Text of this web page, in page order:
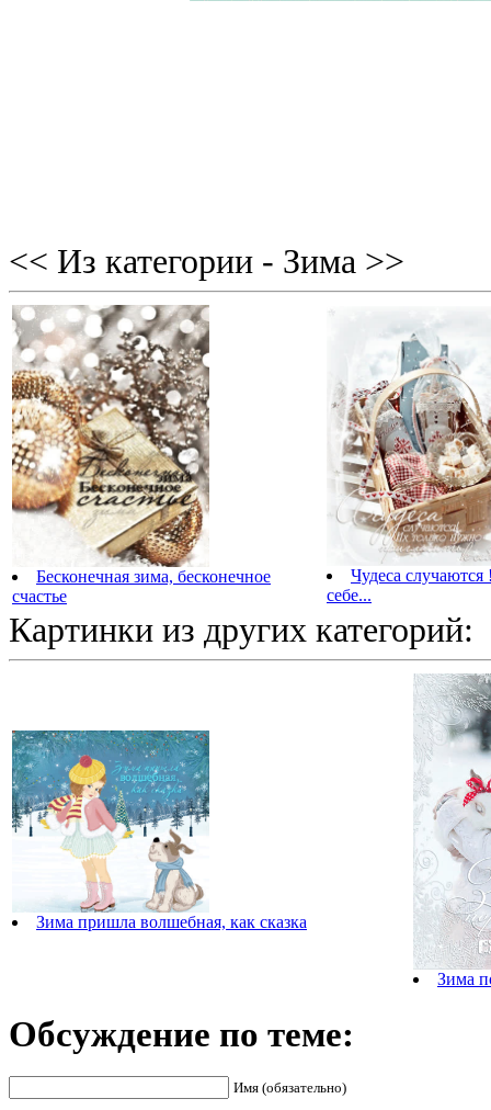
<< Из категории - Зима >>
Бесконечная зима, бесконечное
счастье
Чудеса
себе...
Картинки из других категорий:
Зима пришла волшебная, как сказка
Зима
Обсуждение по теме:
Имя (обязательно)